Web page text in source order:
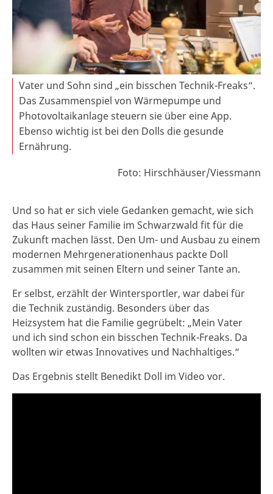
Vater und Sohn sind „ein bisschen Technik-Freaks“.
Das Zusammenspiel von Wärmepumpe und
Photovoltaikanlage steuern sie über eine App.
Ebenso wichtig ist bei den Dolls die gesunde
Ernährung.
Foto: Hirschhäuser/Viessmann
Und so hat er sich viele Gedanken gemacht, wie sich
das Haus seiner Familie im Schwarzwald fit für die
Zukunft machen lässt. Den Um- und Ausbau zu einem
modernen Mehrgenerationenhaus packte Doll
zusammen mit seinen Eltern und seiner Tante an.
Er selbst, erzählt der Wintersportler, war dabei für
die Technik zuständig. Besonders über das
Heizsystem hat die Familie gegrübelt: „Mein Vater
und ich sind schon ein bisschen Technik-Freaks. Da
wollten wir etwas Innovatives und Nachhaltiges.“
Das Ergebnis stellt Benedikt Doll im Video vor.